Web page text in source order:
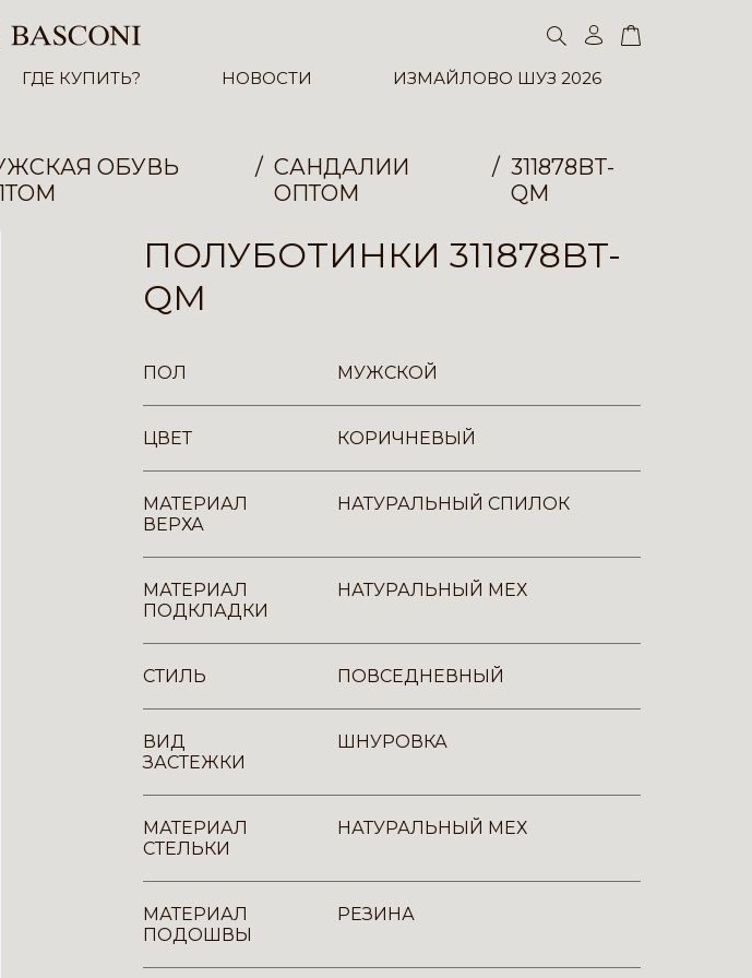
ГДЕ КУПИТЬ? НОВОСТИ ИЗМАЙЛОВО ШУЗ 2026
ОБУВЬ
САНДАЛИИ
ОПТОМ
311878BT-
QM
ПОЛУБОТИНКИ 311878BT-
QM
ПОЛ МУЖСКОЙ
ЦВЕТ КОРИЧНЕВЫЙ
МАТЕРИАЛ
ВЕРХА
НАТУРАЛЬНЫЙ СПИЛОК
МАТЕРИАЛ
ПОДКЛАДКИ
НАТУРАЛЬНЫЙ МЕХ
СТИЛЬ ПОВСЕДНЕВНЫЙ
ВИД
ЗАСТЕЖКИ
ШНУРОВКА
МАТЕРИАЛ
СТЕЛЬКИ
НАТУРАЛЬНЫЙ МЕХ
МАТЕРИАЛ
ПОДОШВЫ
РЕЗИНА